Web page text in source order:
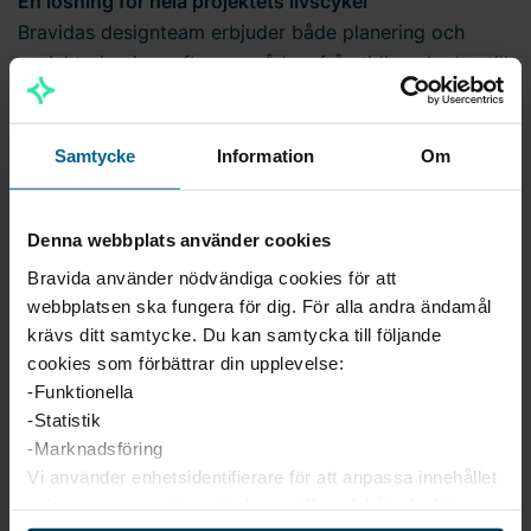
Samtycke Information Om
Denna webbplats använder cookies
Bravida använder nödvändiga cookies för att
webbplatsen ska fungera för dig. För alla andra ändamål
krävs ditt samtycke. Du kan samtycka till följande
cookies som förbättrar din upplevelse:
-Funktionella
-Statistik
-Marknadsföring
Vi använder enhetsidentifierare för att anpassa innehållet
Bravidas designteam erbjuder både planering och
projektering inom flera områden, från tidiga skeden till
detaljerad produktionsdokumentation. Genom teamets
nära samarbete med Bravidas produktions- och
installationsteam får våra kunder en lösning som inte
bara är anpassad till projektets krav, utan också är